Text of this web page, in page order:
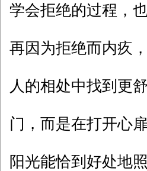
学会拒绝的过程，
再因为拒绝而内疚
人的相处中找到更
门，而是在打开心
阳光能恰到好处地